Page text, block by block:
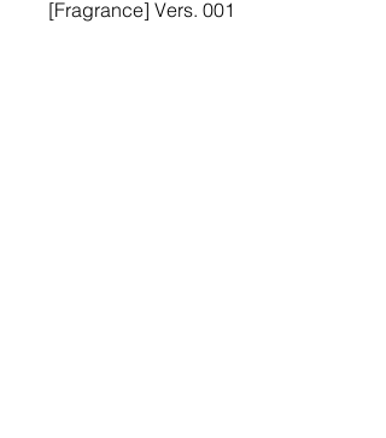
[Fragrance] Vers. 001